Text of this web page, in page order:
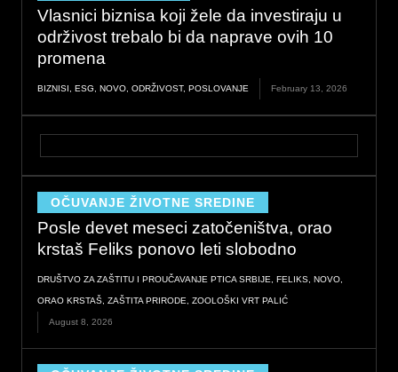
Vlasnici biznisa koji žele da investiraju u
održivost trebalo bi da naprave ovih 10
promena
BIZNISI ESG NOVO ODRŽIVOST, POSLOVANJE February 13, 2026
OČUVANJE ŽIVOTNE SREDINE
Posle devet meseci zatočeništva, orao
krstaš Feliks ponovo leti slobodno
DRUŠTVO ZA ZAŠTITU I PROUČAVANJE PTICA SRBIJE FELIKS NOVO
ORAO KRSTAŠ ZAŠTITA PRIRODE ZOOLOŠKI VRT PALIĆ
August 8, 2026